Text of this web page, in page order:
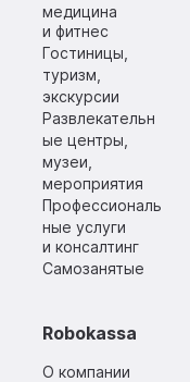
медицина
и фитнес
Гостиницы,
туризм,
экскурсии
Развлекательн
ые центры,
музеи,
мероприятия
Профессиональ
ные услуги
и консалтинг
Самозанятые
Robokassa
О компании